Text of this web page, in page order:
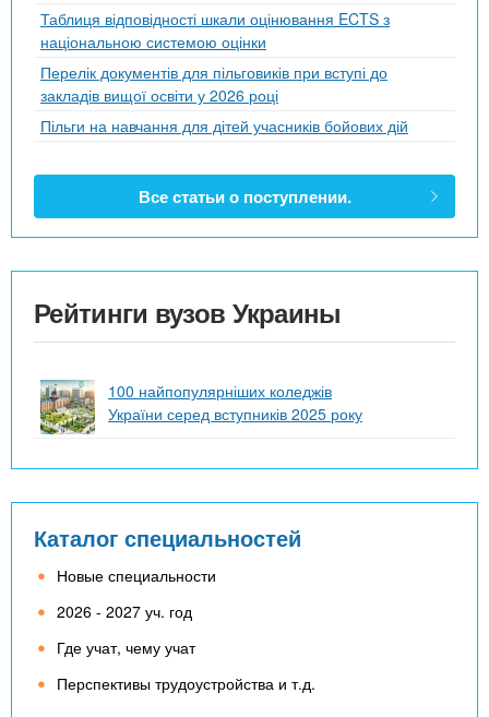
Таблиця відповідності шкали оцінювання ECTS з
національною системою оцінки
Перелік документів для пільговиків при вступі до
закладів вищої освіти у 2026 році
Пільги на навчання для дітей учасників бойових дій
Все статьи о поступлении.
Рейтинги вузов Украины
100 найпопулярніших коледжів
України серед вступників 2025 року
Каталог специальностей
Новые специальности
2026 - 2027 уч. год
Где учат, чему учат
Перспективы трудоустройства и т.д.